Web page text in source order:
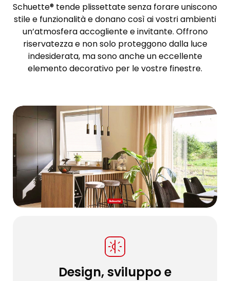
Schuette® tende plissettate senza forare uniscono
stile e funzionalità e donano così ai vostri ambienti
un’atmosfera accogliente e invitante. Offrono
riservatezza e non solo proteggono dalla luce
indesiderata, ma sono anche un eccellente
elemento decorativo per le vostre finestre.
Design, sviluppo e